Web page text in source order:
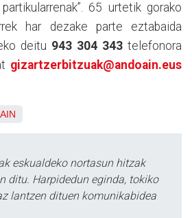
65 urtetik gorako
har dezake parte eztabaida
deitu 943 304 343 telefonora
gizartzerbitzuak@andoain.eus
eskualdeko nortasun hitzak
ditu. Harpidedun eginda, tokiko
lantzen dituen komunikabidea